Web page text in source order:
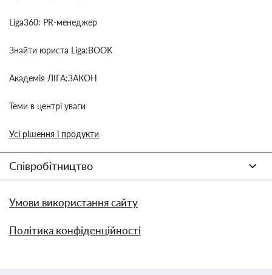
Liga360: PR-менеджер
Знайти юриста Liga:BOOK
Академія ЛІГА:ЗАКОН
Теми в центрі уваги
Усі рішення і продукти
Співробітництво
Умови використання сайту
Політика конфіденційності